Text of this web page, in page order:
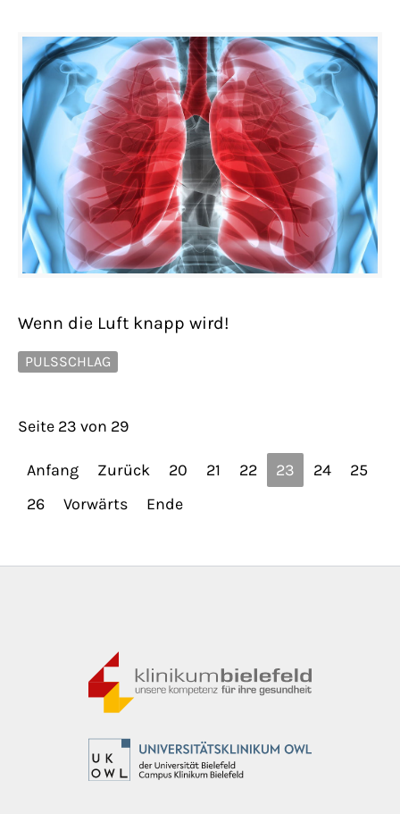
Wenn die Luft knapp wird!
PULSSCHLAG
Seite 23 von 29
Anfang Zurück 20 21 22 23 24
25
26
Vorwärts Ende